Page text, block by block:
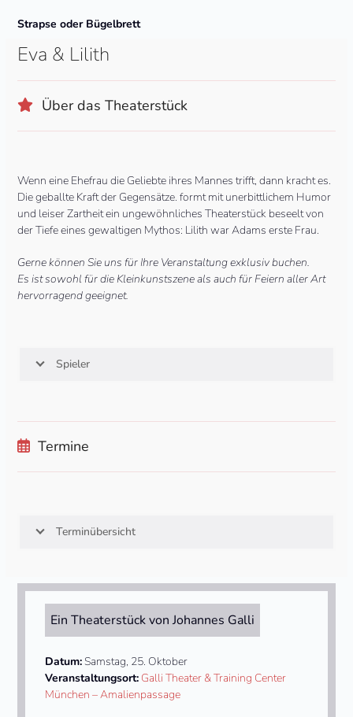
Strapse oder Bügelbrett
Eva & Lilith
Über das Theaterstück
Wenn eine Ehefrau die Geliebte ihres Mannes trifft, dann kracht es.
Die geballte Kraft der Gegensätze. formt mit unerbittlichem Humor
und leiser Zartheit ein ungewöhnliches Theaterstück beseelt von
der Tiefe eines gewaltigen Mythos: Lilith war Adams erste Frau.
Gerne können Sie uns für Ihre Veranstaltung exklusiv buchen.
Es ist sowohl für die Kleinkunstszene als auch für Feiern aller Art
hervorragend geeignet.
Spieler
Termine
Terminübersicht
Ein Theaterstück von Johannes Galli
Datum:Samstag, 25. Oktober
Veranstaltungsort: Galli Theater & Training Center
München – Amalienpassage